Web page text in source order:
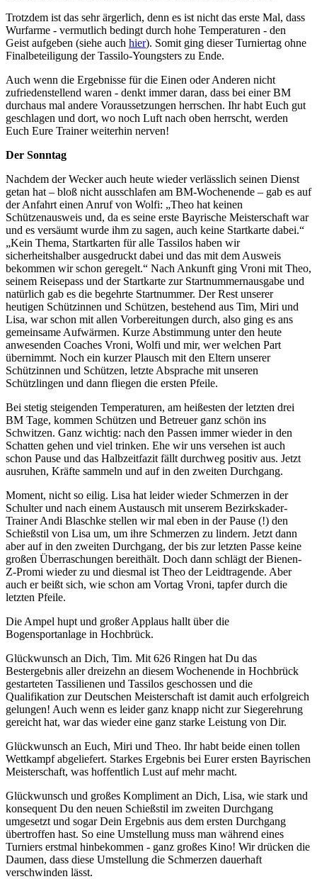
Trotzdem ist das sehr ärgerlich, denn es ist nicht das erste Mal, dass
Wurfarme - vermutlich bedingt durch hohe Temperaturen - den
Geist aufgeben (siehe auch hier). Somit ging dieser Turniertag ohne
Finalbeteiligung der Tassilo-Youngsters zu Ende.
Auch wenn die Ergebnisse für die Einen oder Anderen nicht
zufriedenstellend waren - denkt immer daran, dass bei einer BM
durchaus mal andere Voraussetzungen herrschen. Ihr habt Euch gut
geschlagen und dort, wo noch Luft nach oben herrscht, werden
Euch Eure Trainer weiterhin nerven!
Der Sonntag
Nachdem der Wecker auch heute wieder verlässlich seinen Dienst
getan hat – bloß nicht ausschlafen am BM-Wochenende – gab es auf
der Anfahrt einen Anruf von Wolfi: „Theo hat keinen
Schützenausweis und, da es seine erste Bayrische Meisterschaft war
und es versäumt wurde ihm zu sagen, auch keine Startkarte dabei.“
„Kein Thema, Startkarten für alle Tassilos haben wir
sicherheitshalber ausgedruckt dabei und das mit dem Ausweis
bekommen wir schon geregelt.“ Nach Ankunft ging Vroni mit Theo,
seinem Reisepass und der Startkarte zur Startnummernausgabe und
natürlich gab es die begehrte Startnummer. Der Rest unserer
heutigen Schützinnen und Schützen, bestehend aus Tim, Miri und
Lisa, war schon mit allen Vorbereitungen durch, also ging es ans
gemeinsame Aufwärmen. Kurze Abstimmung unter den heute
anwesenden Coaches Vroni, Wolfi und mir, wer welchen Part
übernimmt. Noch ein kurzer Plausch mit den Eltern unserer
Schützinnen und Schützen, letzte Absprache mit unseren
Schützlingen und dann fliegen die ersten Pfeile.
Bei stetig steigenden Temperaturen, am heißesten der letzten drei
BM Tage, kommen Schützen und Betreuer ganz schön ins
Schwitzen. Ganz wichtig: nach den Passen immer wieder in den
Schatten gehen und viel trinken. Ehe wir uns versehen ist auch
schon Pause und das Halbzeitfazit fällt durchweg positiv aus. Jetzt
ausruhen, Kräfte sammeln und auf in den zweiten Durchgang.
Moment, nicht so eilig. Lisa hat leider wieder Schmerzen in der
Schulter und nach einem Austausch mit unserem Bezirkskader-
Trainer Andi Blaschke stellen wir mal eben in der Pause (!) den
Schießstil von Lisa um, um ihre Schmerzen zu lindern. Jetzt dann
aber auf in den zweiten Durchgang, der bis zur letzten Passe keine
großen Überraschungen bereithält. Doch dann schlägt der Bienen-
Z-Promi wieder zu und diesmal ist Theo der Leidtragende. Aber
auch er beißt sich, wie schon am Vortag Vroni, tapfer durch die
letzten Pfeile.
Die Ampel hupt und großer Applaus hallt über die
Bogensportanlage in Hochbrück.
Glückwunsch an Dich, Tim. Mit 626 Ringen hat Du das
Bestergebnis aller dreizehn an diesem Wochenende in Hochbrück
gestarteten Tassilienen und Tassilos geschossen und die
Qualifikation zur Deutschen Meisterschaft ist damit auch erfolgreich
gelungen! Auch wenn es leider ganz knapp nicht zur Siegerehrung
gereicht hat, war das wieder eine ganz starke Leistung von Dir.
Glückwunsch an Euch, Miri und Theo. Ihr habt beide einen tollen
Wettkampf abgeliefert. Starkes Ergebnis bei Eurer ersten Bayrischen
Meisterschaft, was hoffentlich Lust auf mehr macht.
Glückwunsch und großes Kompliment an Dich, Lisa, wie stark und
konsequent Du den neuen Schießstil im zweiten Durchgang
umgesetzt und sogar Dein Ergebnis aus dem ersten Durchgang
übertroffen hast. So eine Umstellung muss man während eines
Turniers erstmal hinbekommen - ganz großes Kino! Wir drücken die
Daumen, dass diese Umstellung die Schmerzen dauerhaft
verschwinden lässt.